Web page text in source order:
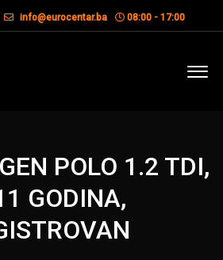
info@eurocentar.ba 08:00 - 17:00
POLO 1.2 TDI,
GODINA,